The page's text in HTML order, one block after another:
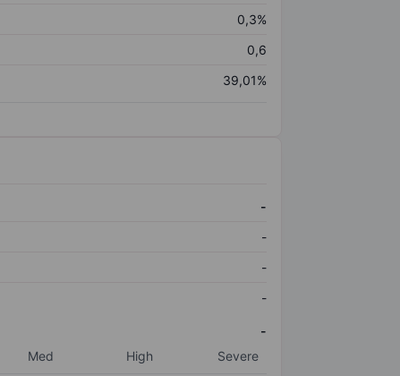
0,3%
0,6
39,01%
-
-
-
-
-
Med High Severe